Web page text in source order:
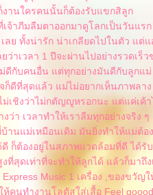
งานใครคนนั้นก็ต้องรับแขกสิลูก
จ้าภีมลืมตาออกมาดูโลกเป็นวันแร
เลย ทั้งน่ารัก น่าเกลียดไปในตัว แ
ว่าเวลา 1 ปีจะผ่านไปอย่างรวดเร็
ดีกับคนอื่น แต่ทุกอย่างมันดีกับลูกแ
ดีที่สุดแล้ว แม่ไม่อยากเห็นภาพลาง
เชิงว่าไม่กตัญญูหรอกนะ แต่แค่เค้
า เวลาทำให้เราลืมทุกอย่างจริง ๆ
านแม่เหมือนเดิม มันยิ่งทำให้แม่ต้อ
ก็ต้องอยู่ในสภาพแวดล้อมที่ดี ได้รั
ที่สุดเท่าที่จะทำให้ลูกได้ แล้วก็มา
Music 1 เครื่อง ,ของขวัญ
คนทำงานโลตัสใส่เสื้อ Feel